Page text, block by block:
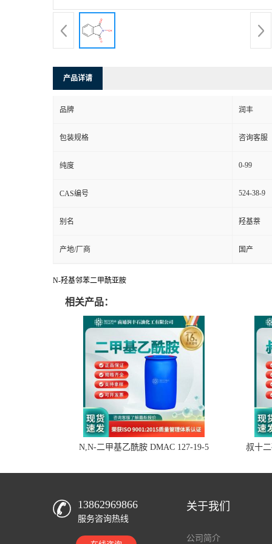
产品详请
品牌 润丰
包装规格 咨询客服
纯度 0-99
CAS编号 524-38-9
别名 羟基萘
产地/厂商 国产
N-羟基邻苯二甲酰亚胺
相关产品：
N,N-二甲基乙酰胺 DMAC 127-19-5 叔十
13862969866
服务咨询热线
关于我们
公司简介